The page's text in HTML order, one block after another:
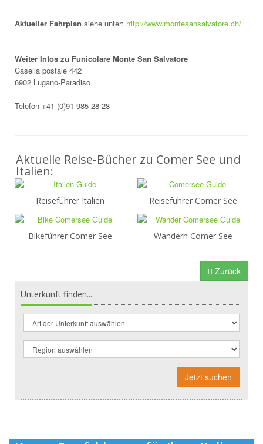
Aktueller Fahrplan siehe unter: http://www.montesansalvatore.ch/
Weiter Infos zu Funicolare Monte San Salvatore
Casella postale 442
6902 Lugano-Paradiso
Telefon +41 (0)91 985 28 28
Aktuelle Reise-Bücher zu Comer See und
Italien:
Reiseführer Italien Reiseführer Comer See
Bikeführer Comer See Wandern Comer See
Zurück
Unterkunft finden...
Jetzt suchen